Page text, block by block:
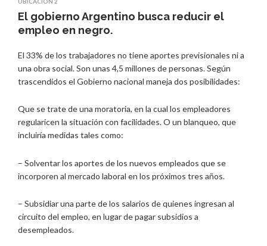
El gobierno Argentino busca reducir el
empleo en negro.
El 33% de los trabajadores no tiene aportes previsionales ni a
una obra social. Son unas 4,5 millones de personas. Según
trascendidos el Gobierno nacional maneja dos posibilidades:
Que se trate de una moratoria, en la cual los empleadores
regularicen la situación con facilidades. O un blanqueo, que
incluiría medidas tales como:
– Solventar los aportes de los nuevos empleados que se
incorporen al mercado laboral en los próximos tres años.
– Subsidiar una parte de los salarios de quienes ingresan al
circuito del empleo, en lugar de pagar subsidios a
desempleados.